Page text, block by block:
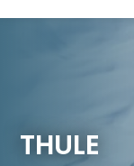
THULE